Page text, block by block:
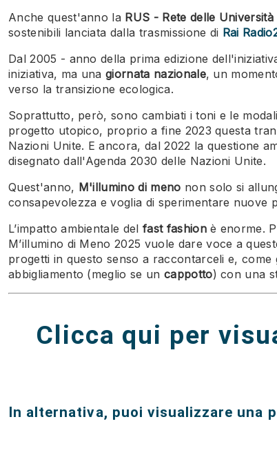
Anche quest'anno la RUS - Rete delle
sostenibili lanciata dalla trasmissione di Rai
Dal 2005 - anno della prima edizione
iniziativa, ma unagiornata nazionale, un
verso la transizione ecologica.
Soprattutto, però, sono cambiati i toni e le
progetto utopico, proprio a fine 2023 questa
Nazioni Unite. E ancora, dal 2022 la questione
disegnato dall'Agenda 2030 delle Nazioni Unite.
Quest'anno, M'illumino di meno non solo si
consapevolezza e voglia di sperimentare nuove
L’impatto ambientale del fast fashionè enorme.
M’illumino di Meno 2025 vuole dare voce a
progetti in questo senso a raccontarceli e,
abbigliamento (meglio se un cappotto) con una
Clicca qui per
In alternativa, puoi visualizzare una